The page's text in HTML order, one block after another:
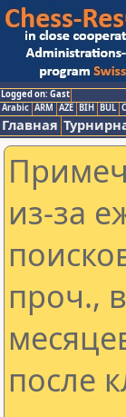
Logged on: Gast
Arabic ARM AZE BIH BUL
Главная
из-за
проч.,
после